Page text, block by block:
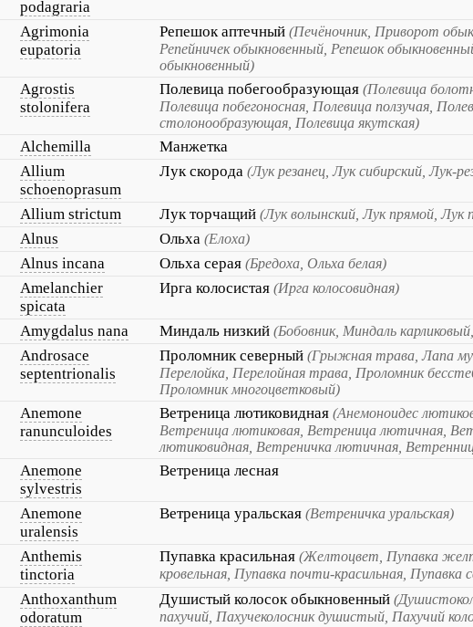
podagraria
Agrimonia
eupatoria
Репешок аптечный (Печёночник, Приворот
Репейничек обыкновенный, Репешок
обыкновенный)
Agrostis
stolonifera
Полевица побегообразующая (Полевица
Полевица побегоносная, Полевица ползучая,
столонообразующая, Полевица якутская)
Alchemilla Манжетка
Allium
schoenoprasum
Лук скорода (Лук резанец, Лук сибирский, Лук-
Allium strictum Лук торчащий (Лук волынский, Лук прямой, Лук
Alnus Ольха (Елоха)
Alnus incana Ольха серая (Бредоха, Ольха белая)
Amelanchier
spicata
Ирга колосистая (Ирга колосовидная)
Amygdalus nana Миндаль низкий (Бобовник, Миндаль
Androsace
septentrionalis
Проломник северный (Грыжная трава, Лапа
Перелойка, Перелойная трава, Проломник
Проломник многоцветковый)
Anemone
ranunculoides
Ветреница лютиковидная (Анемоноидес
Ветреница лютиковая, Ветреница лютичная,
лютиковидная, Ветреничка лютичная,
Anemone
sylvestris
Ветреница лесная
Anemone
uralensis
Ветреница уральская (Ветреничка уральская)
Anthemis
tinctoria
Пупавка красильная (Желтоцвет, Пупавка
кровельная, Пупавка почти-красильная,
Anthoxanthum
odoratum
Душистый колосок обыкновенный
пахучий, Пахучеколосник душистый, Пахучий